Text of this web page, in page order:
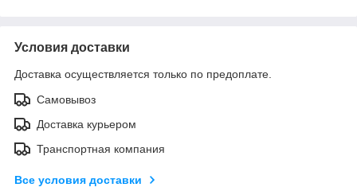
Условия доставки
Доставка осуществляется только по предоплате.
Самовывоз
Доставка курьером
Транспортная компания
Все условия доставки